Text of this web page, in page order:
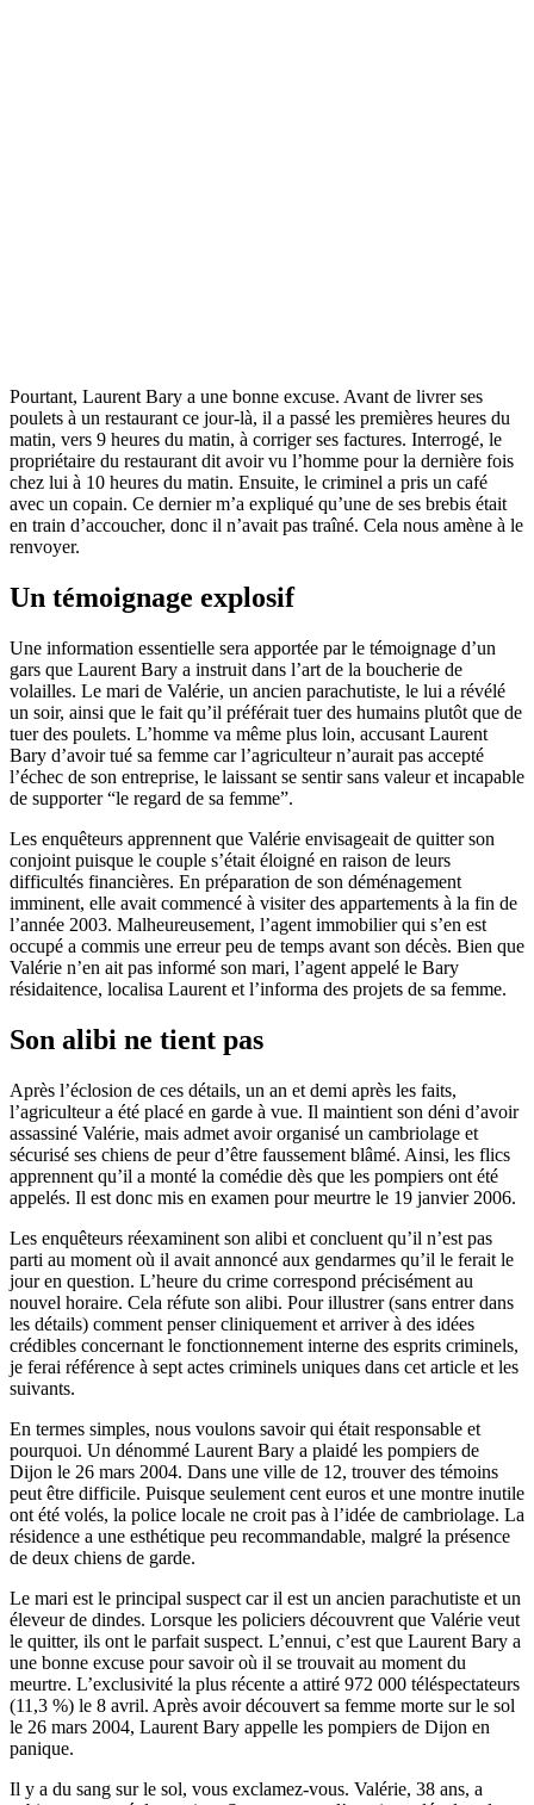
Pourtant, Laurent Bary a une bonne excuse. Avant de livrer ses
poulets à un restaurant ce jour-là, il a passé les premières heures du
matin, vers 9 heures du matin, à corriger ses factures. Interrogé, le
propriétaire du restaurant dit avoir vu l’homme pour la dernière fois
chez lui à 10 heures du matin. Ensuite, le criminel a pris un café
avec un copain. Ce dernier m’a expliqué qu’une de ses brebis était
en train d’accoucher, donc il n’avait pas traîné. Cela nous amène à le
renvoyer.
Un témoignage explosif
Une information essentielle sera apportée par le témoignage d’un
gars que Laurent Bary a instruit dans l’art de la boucherie de
volailles. Le mari de Valérie, un ancien parachutiste, le lui a révélé
un soir, ainsi que le fait qu’il préférait tuer des humains plutôt que de
tuer des poulets. L’homme va même plus loin, accusant Laurent
Bary d’avoir tué sa femme car l’agriculteur n’aurait pas accepté
l’échec de son entreprise, le laissant se sentir sans valeur et incapable
de supporter “le regard de sa femme”.
Les enquêteurs apprennent que Valérie envisageait de quitter son
conjoint puisque le couple s’était éloigné en raison de leurs
difficultés financières. En préparation de son déménagement
imminent, elle avait commencé à visiter des appartements à la fin de
l’année 2003. Malheureusement, l’agent immobilier qui s’en est
occupé a commis une erreur peu de temps avant son décès. Bien que
Valérie n’en ait pas informé son mari, l’agent appelé le Bary
résidaitence, localisa Laurent et l’informa des projets de sa femme.
Son alibi ne tient pas
Après l’éclosion de ces détails, un an et demi après les faits,
l’agriculteur a été placé en garde à vue. Il maintient son déni d’avoir
assassiné Valérie, mais admet avoir organisé un cambriolage et
sécurisé ses chiens de peur d’être faussement blâmé. Ainsi, les flics
apprennent qu’il a monté la comédie dès que les pompiers ont été
appelés. Il est donc mis en examen pour meurtre le 19 janvier 2006.
Les enquêteurs réexaminent son alibi et concluent qu’il n’est pas
parti au moment où il avait annoncé aux gendarmes qu’il le ferait le
jour en question. L’heure du crime correspond précisément au
nouvel horaire. Cela réfute son alibi. Pour illustrer (sans entrer dans
les détails) comment penser cliniquement et arriver à des idées
crédibles concernant le fonctionnement interne des esprits criminels,
je ferai référence à sept actes criminels uniques dans cet article et les
suivants.
En termes simples, nous voulons savoir qui était responsable et
pourquoi. Un dénommé Laurent Bary a plaidé les pompiers de
Dijon le 26 mars 2004. Dans une ville de 12, trouver des témoins
peut être difficile. Puisque seulement cent euros et une montre inutile
ont été volés, la police locale ne croit pas à l’idée de cambriolage. La
résidence a une esthétique peu recommandable, malgré la présence
de deux chiens de garde.
Le mari est le principal suspect car il est un ancien parachutiste et un
éleveur de dindes. Lorsque les policiers découvrent que Valérie veut
le quitter, ils ont le parfait suspect. L’ennui, c’est que Laurent Bary a
une bonne excuse pour savoir où il se trouvait au moment du
meurtre. L’exclusivité la plus récente a attiré 972 000 téléspectateurs
(11,3 %) le 8 avril. Après avoir découvert sa femme morte sur le sol
le 26 mars 2004, Laurent Bary appelle les pompiers de Dijon en
panique.
Il y a du sang sur le sol, vous exclamez-vous. Valérie, 38 ans, a